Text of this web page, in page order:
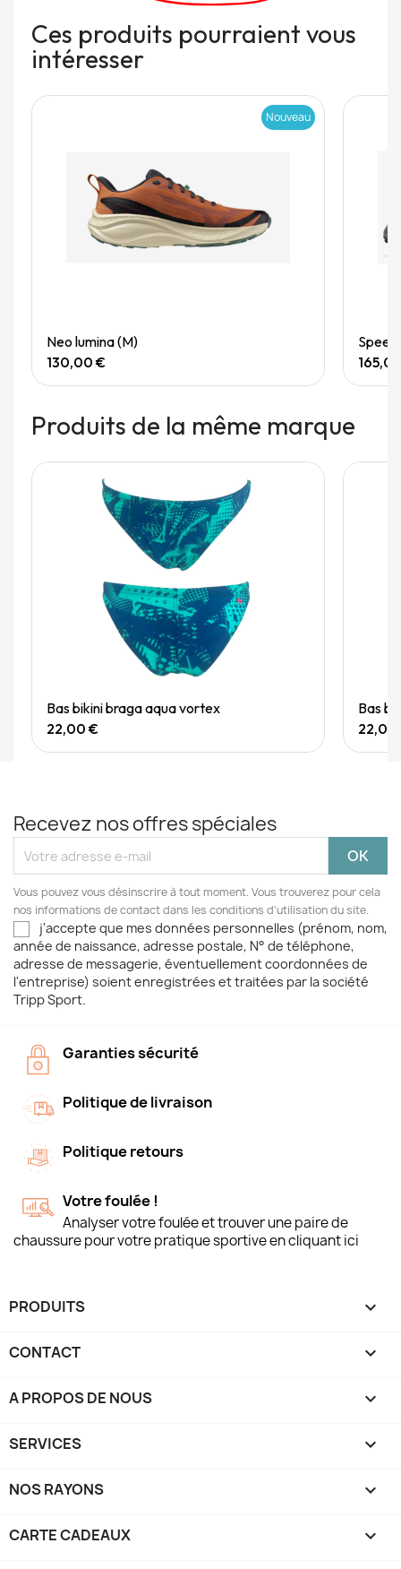
Ces produits pourraient vous
intéresser
Nouveau
Neo lumina (M)
130,00 €
Produits de la même marque
Quick View
Bas bikini braga aqua vortex
22,00 €
Bas
22,00
Recevez nos offres spéciales
Vous pouvez vous désinscrire à tout moment. Vous trouverez pour cela
nos informations de contact dans les conditions d'utilisation du site.
j'accepte que mes données personnelles (prénom, nom,
année de naissance, adresse postale, N° de téléphone,
adresse de messagerie, éventuellement coordonnées de
l'entreprise) soient enregistrées et traitées par la société
Tripp Sport.
Garanties sécurité
Politique de livraison
Politique retours
Votre foulée !
Analyser votre foulée et trouver une paire de
chaussure pour votre pratique sportive en cliquant ici
PRODUITS 
CONTACT 
A PROPOS DE NOUS 
SERVICES 
NOS RAYONS 
CARTE CADEAUX 